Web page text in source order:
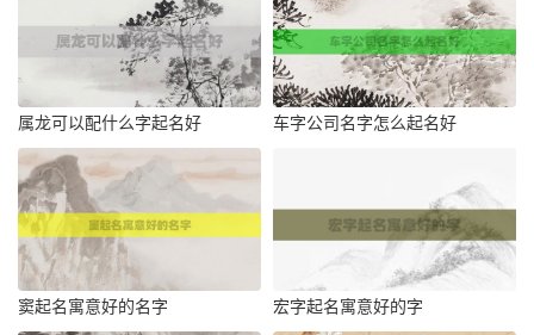
属龙可以配什么字起名好 车字公司名字怎么起名好
窦起名寓意好的名字 宏字起名寓意好的字